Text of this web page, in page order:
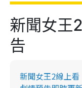
新聞女王
告
新聞女王2線上